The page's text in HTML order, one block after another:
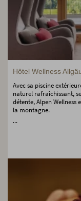
Hôtel Wellness
Avec sa piscine
naturel rafraîchissant,
détente, Alpen Wellness
la montagne.
...